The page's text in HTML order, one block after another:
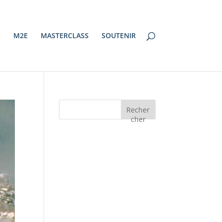
M2E MASTERCLASS SOUTENIR
Recher
cher